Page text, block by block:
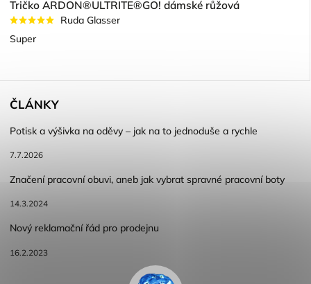
Tričko ARDON®ULTRITE®GO! dámské růžová
Ruda Glasser
Super
ČLÁNKY
Potisk a výšivka na oděvy – jak na to jednoduše a rychle
7.7.2026
Značení pracovní obuvi, aneb jak vybrat spravné pracovní boty
14.3.2024
Nový reklamační řád pro prodejnu
16.2.2023